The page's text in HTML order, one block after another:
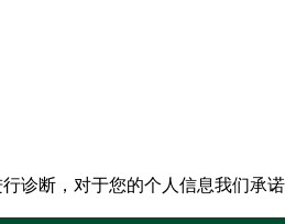
诊断，对于您的个人信息我们承